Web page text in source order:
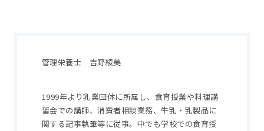
管理栄養士 吉野綾美
1999年より乳業団体に所属し、食育授業や料理講
習会での講師、消費者相談業務、牛乳・乳製品に
関する記事執筆等に従事。中でも学校での食育授